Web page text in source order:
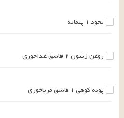
نخود ۱ پیمانه
روغن زیتون ۲ قاشق غذاخوری
پونه کوهی ۱ قاشق مرباخوری